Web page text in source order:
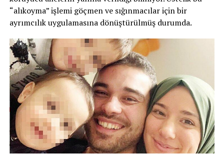
“alıkoyma” işlemi göçmen ve sığınmacılar için bir
ayrımcılık uygulamasına dönüştürülmüş durumda.